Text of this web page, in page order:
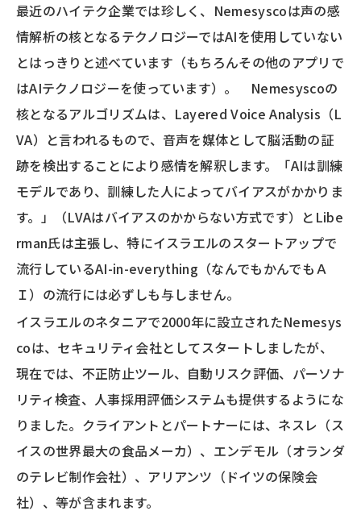
最近のハイテク企業では珍しく、Nemesyscoは声の感
情解析の核となるテクノロジーではAIを使用していない
とはっきりと述べています（もちろんその他のアプリで
はAIテクノロジーを使っています）。 Nemesyscoの
核となるアルゴリズムは、Layered Voice Analysis（L
VA）と言われるもので、音声を媒体として脳活動の証
跡を検出することにより感情を解釈します。「AIは訓練
モデルであり、訓練した人によってバイアスがかかりま
す。」（LVAはバイアスのかからない方式です）とLibe
rman氏は主張し、特にイスラエルのスタートアップで
流行しているAI-in-everything（なんでもかんでもＡ
Ｉ）の流行には必ずしも与しません。
イスラエルのネタニアで2000年に設立されたNemesys
coは、セキュリティ会社としてスタートしましたが、
現在では、不正防止ツール、自動リスク評価、パーソナ
リティ検査、人事採用評価システムも提供するようにな
りました。クライアントとパートナーには、ネスレ（ス
イスの世界最大の食品メーカ）、エンデモル（オランダ
のテレビ制作会社）、アリアンツ（ドイツの保険会
社）、等が含まれます。